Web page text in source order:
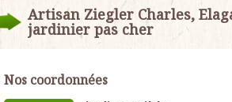
Artisan Ziegler Charles,
jardinier pas cher
Nos coordonnées